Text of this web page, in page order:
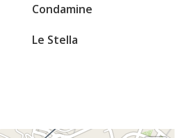
Condamine
Le Stella